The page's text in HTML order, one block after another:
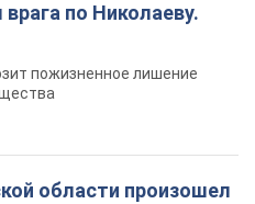
по Николаеву.
пожизненное лишение
области произошел